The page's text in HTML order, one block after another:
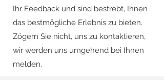
Ihr Feedback und sind bestrebt, Ihnen
das bestmögliche Erlebnis zu bieten.
Zögern Sie nicht, uns zu kontaktieren,
wir werden uns umgehend bei Ihnen
melden.